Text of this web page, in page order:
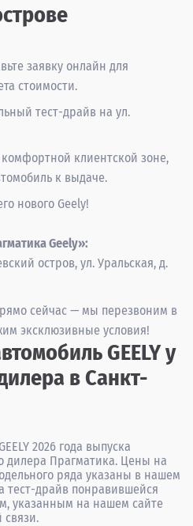
заявку онлайн для
стоимости.
тест-драйв на ул.
клиентской зоне,
к выдаче.
нового Geely!
Geely»:
остров, ул. Уральская, д.
сейчас — мы перезвоним в
эксклюзивные условия!
GEELY у
в Санкт-
2026 года выпуска
дилера Прагматика. Цены на
ряда указаны в нашем
тест-драйв понравившейся
указанным на нашем сайте